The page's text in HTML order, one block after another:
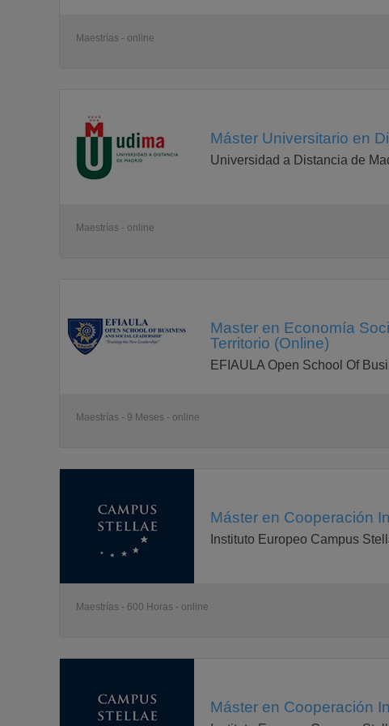
Maestrías - online
Máster Universitario en
Universidad a Distancia de
Maestrías - online
Master en Economía
Territorio (Online)
EFIAULA Open School Of
Maestrías - 9 Meses - online
Máster en Cooperación
Instituto Europeo Campus
Maestrías - 600 Horas - online
Máster en Cooperación